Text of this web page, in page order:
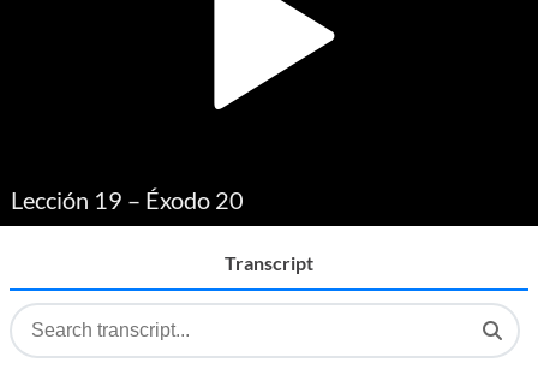
Lección 19 – Éxodo 20
Transcript